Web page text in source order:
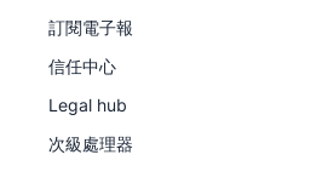
訂閱電子報
信任中心
Legal hub
次級處理器